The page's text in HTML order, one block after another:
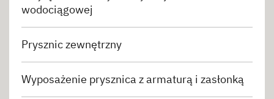
wodociągowej
Prysznic zewnętrzny
Wyposażenie prysznica z armaturą i zasłonką